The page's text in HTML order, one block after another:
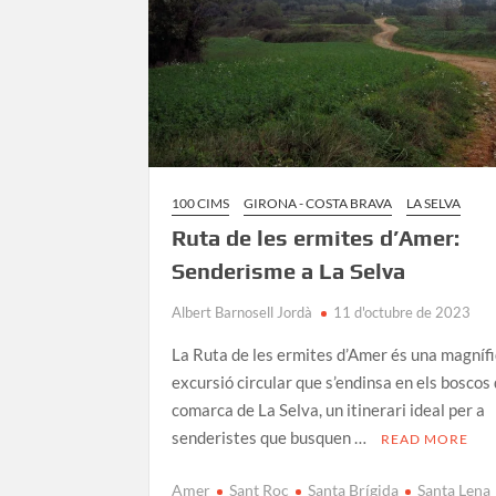
100 CIMS GIRONA - COSTA BRAVA LA SELVA
Ruta de les ermites d’Amer:
Senderisme a La Selva
Albert Barnosell Jordà 11 d'octubre de 2023
La Ruta de les ermites d’Amer és una
excursió circular que s’endinsa en els boscos
comarca de La Selva, un itinerari ideal per a
senderistes que busquen …
READ MORE
Amer Sant Roc Santa Brígida Santa Lena